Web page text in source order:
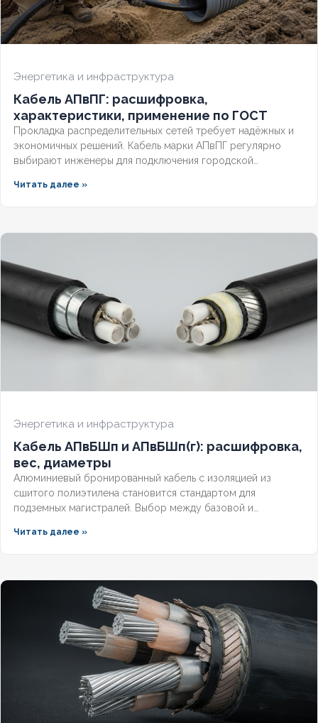
Энергетика и инфраструктура
Кабель АПвПГ: расшифровка,
характеристики, применение по ГОСТ
Прокладка распределительных сетей требует надёжных и
экономичных решений. Кабель марки АПвПГ регулярно
выбирают инженеры для подключения городской
Читать далее »
Энергетика и инфраструктура
Кабель АПвБШп и АПвБШп(г): расшифровка,
вес, диаметры
Алюминиевый бронированный кабель с изоляцией из
сшитого полиэтилена становится стандартом для
подземных магистралей. Выбор между базовой и
вод и требований к надёжности. Разберём конструктивные
Читать далее »